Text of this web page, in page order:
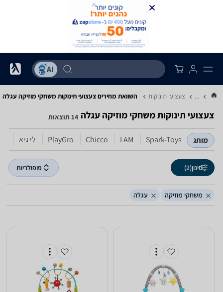
... צעצועי תינוקות השוואת מחירים צעצועי תינוקות ‏משחקי מוזיקה ‏עגלה
צעצועי תינוקות ‏משחקי מוזיקה ‏עגלה 14 תוצאות
מותג Spark-Toys
I AM
Chicco
PlayGro לי גיא
סינון(2) פופולריות
משחקי מוזיקה עגלה